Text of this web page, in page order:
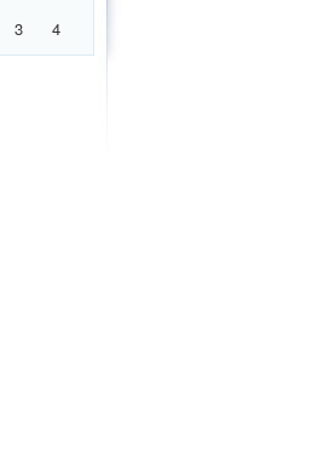
3 4